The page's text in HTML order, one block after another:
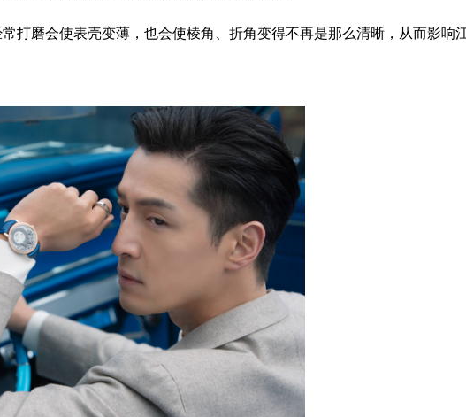
打磨会使表壳变薄，也会使棱角、折角变得不再是那么清晰，从而影响